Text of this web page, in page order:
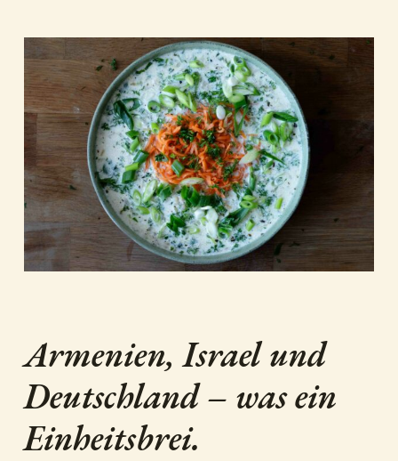
Armenien, Israel und
Deutschland – was ein
Einheitsbrei.